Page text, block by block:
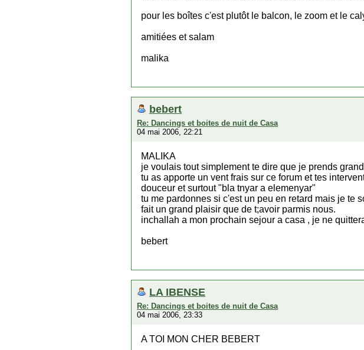
pour les boîtes c'est plutôt le balcon, le zoom et le
amitiées et salam
malika
bebert
Re: Dancings et boites de nuit de Casa
04 mai 2006, 22:21
MALIKA
je voulais tout simplement te dire que je prends
tu as apporte un vent frais sur ce forum et tes
douceur et surtout "bla tnyar a elemenyar"
tu me pardonnes si c'est un peu en retard mais je te
fait un grand plaisir que de t;avoir parmis nous.
inchallah a mon prochain sejour a casa , je ne
bebert
LA IBENSE
Re: Dancings et boites de nuit de Casa
04 mai 2006, 23:33
A TOI MON CHER BEBERT